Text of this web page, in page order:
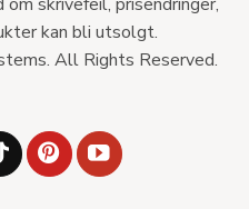
kan bli utsolgt.
All Rights Reserved.